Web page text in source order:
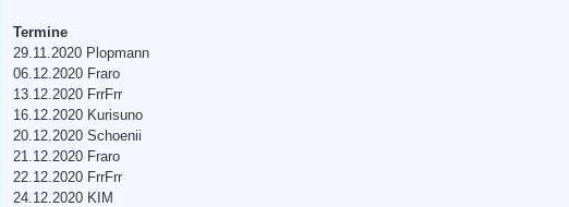
Termine
29.11.2020 Plopmann
06.12.2020 Fraro
13.12.2020 FrrFrr
16.12.2020 Kurisuno
20.12.2020 Schoenii
21.12.2020 Fraro
22.12.2020 FrrFrr
24.12.2020 KIM